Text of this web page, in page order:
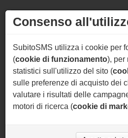
Servizi SMS
Gateway SMS
Acquista SMS
Consenso
SubitoSMS utilizza i cookie per
(cookie di funzionamento), per
statistici sull'utilizzo del sito (
sulle preferenze di acquisto dei
valutare i risultati delle
motori di ricerca (cookie di